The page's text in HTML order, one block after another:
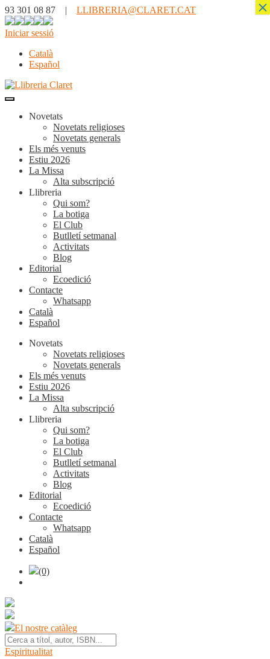
93 301 08 87 | LLIBRERIA@CLARET.CAT
Iniciar sessió
Català
Español
Novetats
Novetats religioses
Novetats generals
Els més venuts
Estiu 2026
La Missa
Alta subscripció
Llibreria
Qui som?
La botiga
El Club
Butlletí setmanal
Activitats
Blog
Editorial
Ecoedició
Contacte
Whatsapp
Català
Español
Novetats
Novetats religioses
Novetats generals
Els més venuts
Estiu 2026
La Missa
Alta subscripció
Llibreria
Qui som?
La botiga
El Club
Butlletí setmanal
Activitats
Blog
Editorial
Ecoedició
Contacte
Whatsapp
Català
Español
(0)
El nostre catàleg
Espiritualitat
×